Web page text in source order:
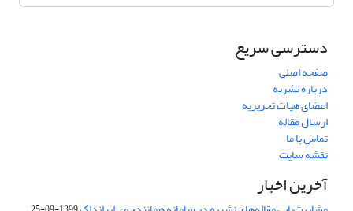
دسترسی سریع
صفحه اصلی
درباره نشریه
اعضای هیات تحریریه
ارسال مقاله
تماس با ما
نقشه سایت
آخرین اخبار